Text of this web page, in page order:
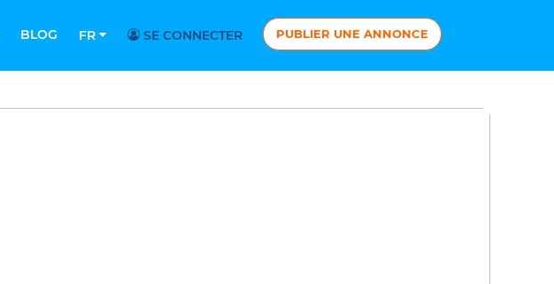
BLOG FR SE CONNECTER PUBLIER UNE ANNONCE